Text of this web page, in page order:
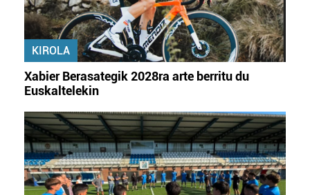
KIROLA
Xabier Berasategik 2028ra arte berritu du
Euskaltelekin